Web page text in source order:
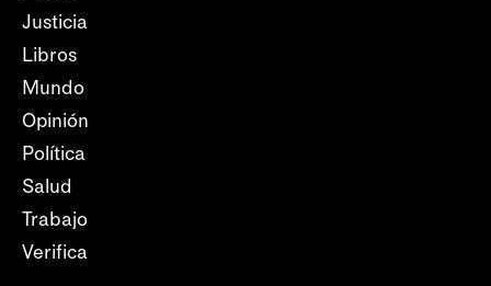
Justicia
Libros
Mundo
Opinión
Política
Salud
Trabajo
Verifica